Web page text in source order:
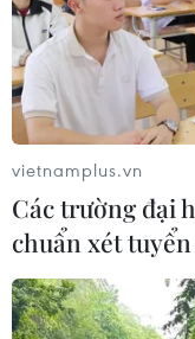
vietnamplus.vn
Các trường đại
chuẩn xét